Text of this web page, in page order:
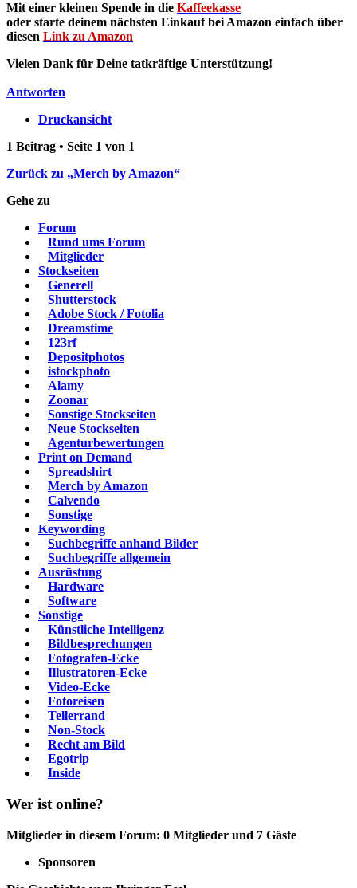
Mit einer kleinen Spende in die Kaffeekasse
oder starte deinem nächsten Einkauf bei Amazon einfach über
diesen Link zu Amazon
Vielen Dank für Deine tatkräftige Unterstützung!
Antworten
Druckansicht
1 Beitrag • Seite 1 von 1
Zurück zu „Merch by Amazon“
Gehe zu
Forum
Rund ums Forum
Mitglieder
Stockseiten
Generell
Shutterstock
Adobe Stock / Fotolia
Dreamstime
123rf
Depositphotos
istockphoto
Alamy
Zoonar
Sonstige Stockseiten
Neue Stockseiten
Agenturbewertungen
Print on Demand
Spreadshirt
Merch by Amazon
Calvendo
Sonstige
Keywording
Suchbegriffe anhand Bilder
Suchbegriffe allgemein
Ausrüstung
Hardware
Software
Sonstige
Künstliche Intelligenz
Bildbesprechungen
Fotografen-Ecke
Illustratoren-Ecke
Video-Ecke
Fotoreisen
Tellerrand
Non-Stock
Recht am Bild
Egotrip
Inside
Wer ist online?
Mitglieder in diesem Forum: 0 Mitglieder und 7 Gäste
Sponsoren